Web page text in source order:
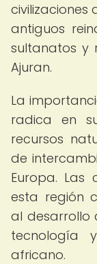
civilizaciones
antiguos
sultanatos y
Ajuran.
La
radica en
recursos
de
Europa. Las
esta región
al desarrollo
tecnología
africano.